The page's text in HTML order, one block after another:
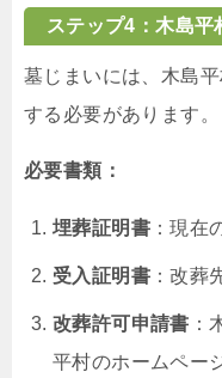
ステップ4：木島
墓じまいには、木島
する必要があります。
必要書類：
埋葬証明書 ：現在
受入証明書 ：改葬
改葬許可申請書 ：
平村のホームペー